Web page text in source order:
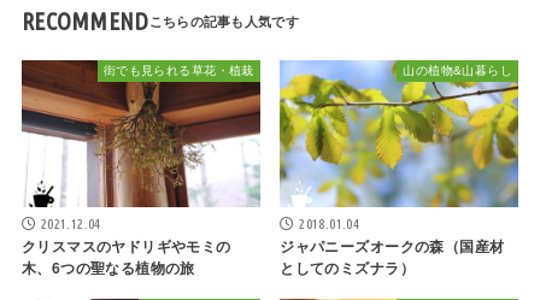
RECOMMEND
街でも見られる草花・植栽
2021.12.04
クリスマスのヤドリギやモミの
木、6つの聖なる植物の旅
山の植物&山暮らし
2018.01.04
ジャパニーズオークの森（国産材
としてのミズナラ）